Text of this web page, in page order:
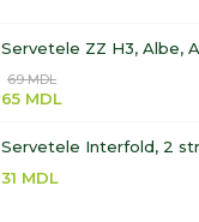
Servetele ZZ H3, Albe,
69MDL
65 MDL
Servetele Interfold, 2
31 MDL